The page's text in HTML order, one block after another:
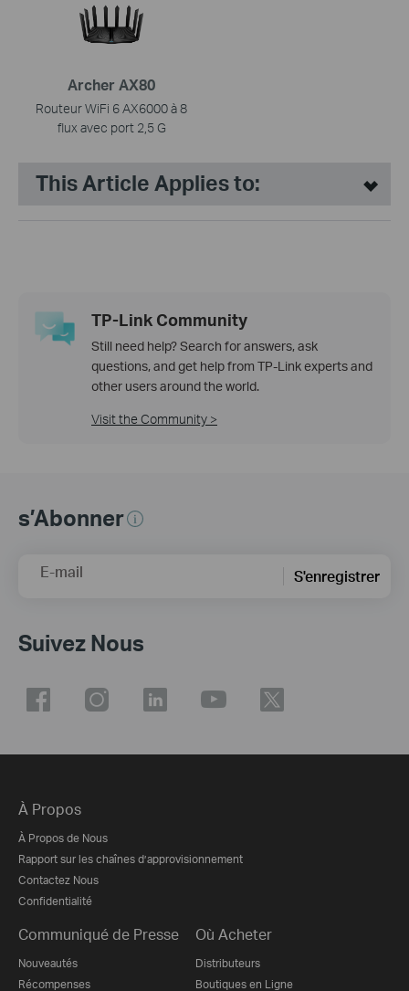
Archer AX80
Routeur WiFi 6 AX6000 à 8
flux avec port 2,5 G
This Article Applies to:
TP-Link Community
Still need help? Search for answers, ask
questions, and get help from TP-Link experts and
other users around the world.
Visit the Community >
s’Abonner
E-mail S'enregistrer
Suivez Nous
À Propos
À Propos de Nous
Rapport sur les chaînes d’approvisionnement
Contactez Nous
Confidentialité
Communiqué de Presse
Nouveautés
Récompenses
Où Acheter
Distributeurs
Boutiques en Ligne